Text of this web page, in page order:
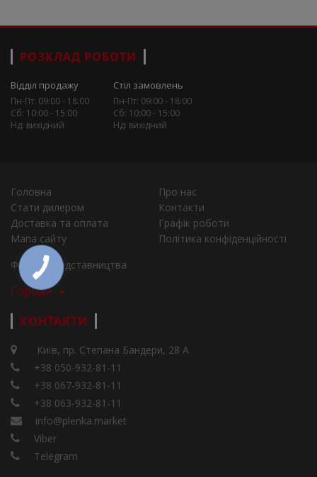
РОЗКЛАД РОБОТИ
Відділ продажу
Пн-Пт: 09:00 - 18:00
Сб: 10:00 - 15:00
Нд: вихідний
Стіл замовлень
Пн-Пт: 09:00 - 18:00
Сб: 10:00 - 15:00
Нд: вихідний
Головна
Про нас
Стати дилером
Контакти
Доставка та оплата
Графік роботи
Мапа сайту
Політика конфіденційності
Філії та представництва
Города
КОНТАКТИ
Київ, пр. Степана Бандери, 28 А
+38 050-932-81-11
+38 067-932-81-11
+38 063-932-81-11
info@plenka.market
Viber
Telegram